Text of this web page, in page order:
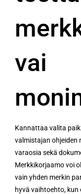
vai
Kannattaa valita
valmistajan ohjeiden
varaosia sekä
Merkkikorjaamo voi
vain yhden merkin
hyvä vaihtoehto,